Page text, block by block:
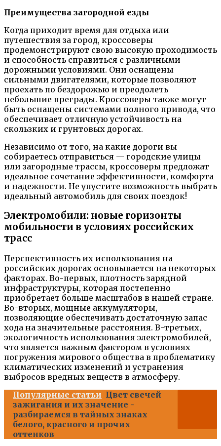
Преимущества загородной езды
Когда приходит время для отдыха или
путешествия за город, кроссоверы
продемонстрируют свою высокую проходимость
и способность справиться с различными
дорожными условиями. Они оснащены
сильными двигателями, которые позволяют
проехать по бездорожью и преодолеть
небольшие преграды. Кроссоверы также могут
быть оснащены системами полного привода, что
обеспечивает отличную устойчивость на
скользких и грунтовых дорогах.
Независимо от того, на какие дороги вы
собираетесь отправиться — городские улицы
или загородные трассы, кроссоверы предложат
идеальное сочетание эффективности, комфорта
и надежности. Не упустите возможность выбрать
идеальный автомобиль для своих поездок!
Электромобили: новые горизонты
мобильности в условиях российских
трасс
Перспективность их использования на
российских дорогах основывается на некоторых
факторах. Во-первых, плотность зарядной
инфраструктуры, которая постепенно
приобретает больше масштабов в нашей стране.
Во-вторых, мощные аккумуляторы,
позволяющие обеспечивать достаточную запас
хода на значительные расстояния. В-третьих,
экологичность использования электромобилей,
что является важным фактором в условиях
погружения мирового общества в проблематику
климатических изменений и устранения
выбросов вредных веществ в атмосферу.
Популярные статьи Цвет свечей
зажигания и их значение -
разбираемся в тайных знаках
белого, красного и прочих
оттенков